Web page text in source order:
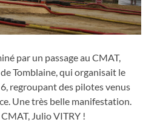
par un passage au CMAT,
Tomblaine, qui organisait le
regroupant des pilotes venus
Une très belle manifestation.
Julio VITRY !